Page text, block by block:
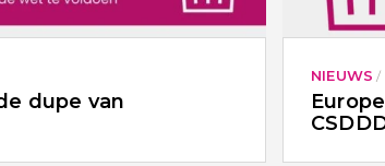
dupe van
NIEUWS /